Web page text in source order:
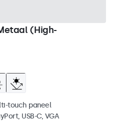
(High-
touch paneel
USB-C, VGA